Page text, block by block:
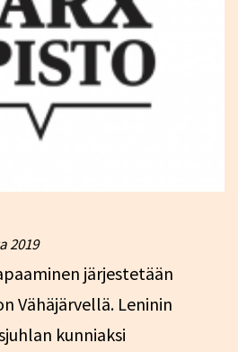
2019
järjestetään
Vähäjärvellä. Leninin
kunniaksi